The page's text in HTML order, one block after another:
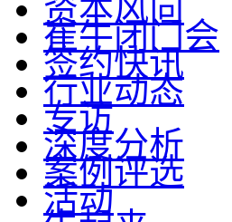
资本风向
崔牛闭门会
签约快讯
行业动态
专访
深度分析
案例评选
活动